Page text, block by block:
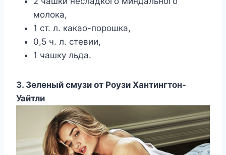
молока,
1 ст. л. какао-порошка,
0,5 ч. л. стевии,
1 чашку льда.
3. Зеленый смузи от Роузи Хантингтон-
Уайтли